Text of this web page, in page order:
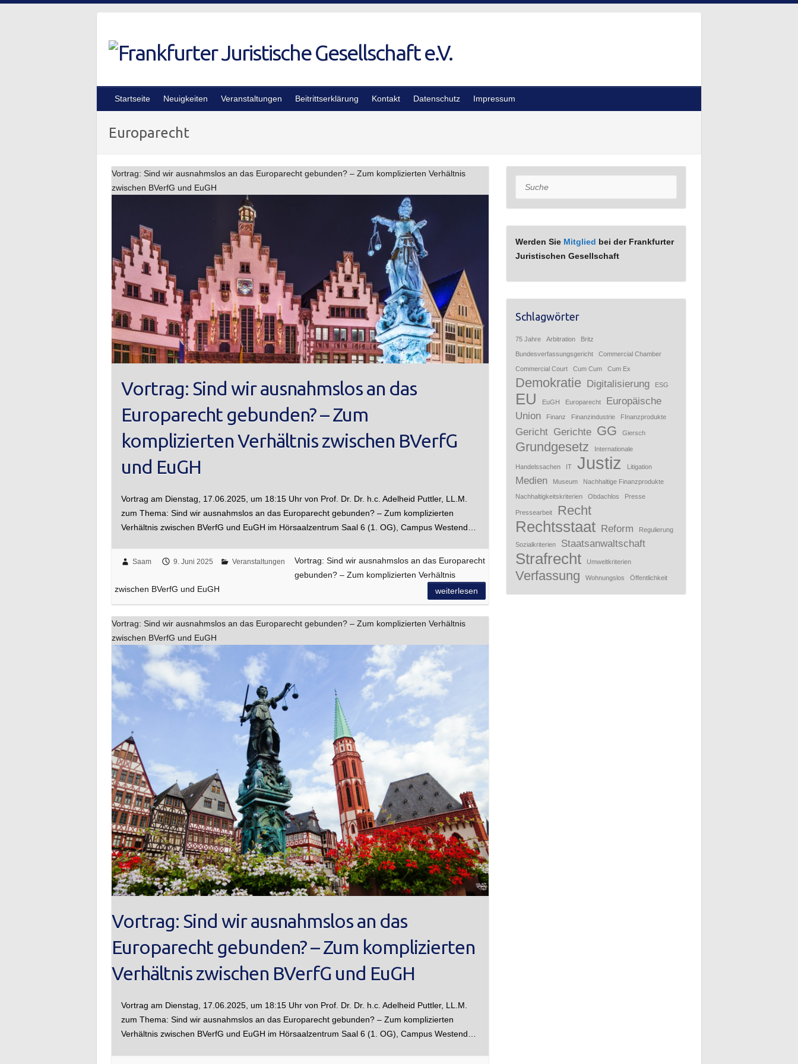
Startseite Neuigkeiten Veranstaltungen Beitrittserklärung Kontakt Datenschutz Impressum
Europarecht
Vortrag: Sind wir ausnahmslos an das Europarecht gebunden? – Zum komplizierten Verhältnis
zwischen BVerfG und EuGH
Vortrag: Sind wir ausnahmslos an das
Europarecht gebunden? – Zum
komplizierten Verhältnis zwischen BVerfG
und EuGH
Vortrag am Dienstag, 17.06.2025, um 18:15 Uhr von Prof. Dr. Dr. h.c. Adelheid Puttler, LL.M.
zum Thema: Sind wir ausnahmslos an das Europarecht gebunden? – Zum komplizierten
Verhältnis zwischen BVerfG und EuGH im Hörsaalzentrum Saal 6 (1. OG), Campus Westend…
Saam 9. Juni 2025 Veranstaltungen
Vortrag: Sind wir ausnahmslos an das Europarecht
gebunden? – Zum komplizierten Verhältnis
zwischen BVerfG und EuGH
weiterlesen
Vortrag: Sind wir ausnahmslos an das Europarecht gebunden? – Zum komplizierten Verhältnis
zwischen BVerfG und EuGH
Vortrag: Sind wir ausnahmslos an das
Europarecht gebunden? – Zum komplizierten
Verhältnis zwischen BVerfG und EuGH
Vortrag am Dienstag, 17.06.2025, um 18:15 Uhr von Prof. Dr. Dr. h.c. Adelheid Puttler, LL.M.
zum Thema: Sind wir ausnahmslos an das Europarecht gebunden? – Zum komplizierten
Verhältnis zwischen BVerfG und EuGH im Hörsaalzentrum Saal 6 (1. OG), Campus Westend…
Suche
Werden Sie Mitglied bei der Frankfurter
Juristischen Gesellschaft
Schlagwörter
75 Jahre Arbitration Britz
Bundesverfassungsgericht Commercial Chamber
Commercial Court Cum Cum Cum Ex
Demokratie Digitalisierung ESG
EU EuGH Europarecht
Europäische
Union
Finanz Finanzindustrie FInanzprodukte
Gericht Gerichte GG Giersch
Grundgesetz Internationale
Handelssachen IT Justiz Litigation
Medien Museum Nachhaltige Finanzprodukte
Nachhaltigkeitskriterien Obdachlos Presse
Pressearbeit Recht
Rechtsstaat Reform Regulierung
Sozialkriterien Staatsanwaltschaft
Strafrecht Umweltkriterien
Verfassung Wohnungslos Öffentlichkeit